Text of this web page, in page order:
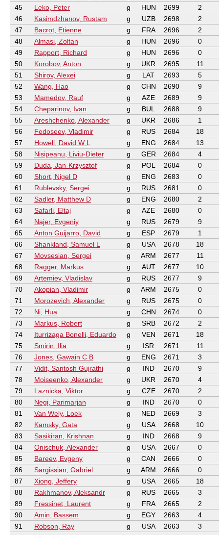
45
Leko, Peter g HUN 2699
2
46
Kasimdzhanov, Rustam g UZB 2698
2
47
Bacrot, Etienne g FRA 2696
2
48
Almasi, Zoltan g HUN 2696
0
49
Rapport, Richard g HUN 2696
0
50
Korobov, Anton g UKR 2695
11
51
Shirov, Alexei g LAT 2693
5
52
Wang, Hao g CHN 2690
9
53
Mamedov, Rauf g AZE 2689
9
54
Cheparinov, Ivan g BUL 2688
9
55
Areshchenko, Alexander g UKR 2686
1
56
Fedoseev, Vladimir g RUS 2684
18
57
Howell, David W L g ENG 2684
13
58
Nisipeanu, Liviu-Dieter g GER 2684
4
59
Duda, Jan-Krzysztof g POL 2684
0
60
Short, Nigel D g ENG 2683
0
61
Rublevsky, Sergei g RUS 2681
0
62
Sadler, Matthew D g ENG 2680
2
63
Safarli, Eltaj g AZE 2680
0
64
Najer, Evgeniy g RUS 2679
9
65
Anton Guijarro, David g ESP 2679
1
66
Shankland, Samuel L g USA 2678
18
67
Movsesian, Sergei g ARM 2677
11
68
Ragger, Markus g AUT 2677
10
69
Artemiev, Vladislav g RUS 2677
9
70
Akopian, Vladimir g ARM 2675
0
71
Morozevich, Alexander g RUS 2675
0
72
Ni, Hua g CHN 2674
0
73
Markus, Robert g SRB 2672
2
74
Iturrizaga Bonelli, Eduardo g VEN 2671
18
75
Smirin, Ilia g ISR 2671
11
76
Jones, Gawain C B g ENG 2671
3
77
Vidit, Santosh Gujrathi g IND 2670
9
78
Moiseenko, Alexander g UKR 2670
4
79
Laznicka, Viktor g CZE 2670
2
80
Negi, Parimarjan g IND 2670
0
81
Van Wely, Loek g NED 2669
3
82
Kamsky, Gata g USA 2668
10
83
Sasikiran, Krishnan g IND 2668
9
84
Onischuk, Alexander g USA 2667
0
85
Bareev, Evgeny g CAN 2666
0
86
Sargissian, Gabriel g ARM 2666
0
87
Xiong, Jeffery g USA 2665
18
88
Rakhmanov, Aleksandr g RUS 2665
3
89
Fressinet, Laurent g FRA 2665
2
90
Amin, Bassem g EGY 2663
4
91
Robson, Ray g USA 2663
3